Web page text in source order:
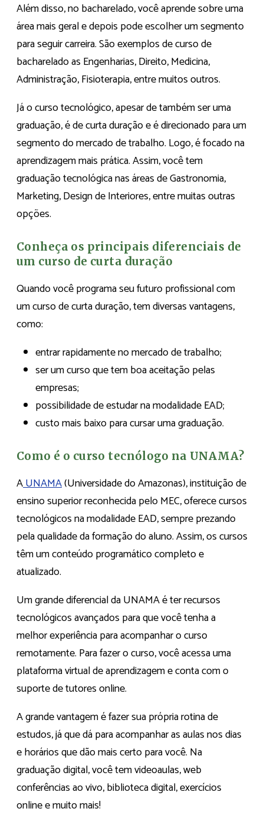
Além disso, no bacharelado, você aprende sobre uma
área mais geral e depois pode escolher um segmento
para seguir carreira. São exemplos de curso de
bacharelado as Engenharias, Direito, Medicina,
Administração, Fisioterapia, entre muitos outros.
Já o curso tecnológico, apesar de também ser uma
graduação, é de curta duração e é direcionado para um
segmento do mercado de trabalho. Logo, é focado na
aprendizagem mais prática. Assim, você tem
graduação tecnológica nas áreas de Gastronomia,
Marketing, Design de Interiores, entre muitas outras
opções.
Conheça os principais diferenciais de
um curso de curta duração
Quando você programa seu futuro profissional com
um curso de curta duração, tem diversas vantagens,
como:
entrar rapidamente no mercado de trabalho;
ser um curso que tem boa aceitação pelas
empresas;
possibilidade de estudar na modalidade EAD;
custo mais baixo para cursar uma graduação.
Como é o curso tecnólogo na UNAMA?
AUNAMA(Universidade do Amazonas), instituição de
ensino superior reconhecida pelo MEC, oferece cursos
tecnológicos na modalidade EAD, sempre prezando
pela qualidade da formação do aluno. Assim, os cursos
têm um conteúdo programático completo e
atualizado.
Um grande diferencial da UNAMA é ter recursos
tecnológicos avançados para que você tenha a
melhor experiência para acompanhar o curso
remotamente. Para fazer o curso, você acessa uma
plataforma virtual de aprendizagem e conta com o
suporte de tutores online.
A grande vantagem é fazer sua própria rotina de
estudos, já que dá para acompanhar as aulas nos dias
e horários que dão mais certo para você. Na
graduação digital, você tem videoaulas, web
conferências ao vivo, biblioteca digital, exercícios
online e muito mais!